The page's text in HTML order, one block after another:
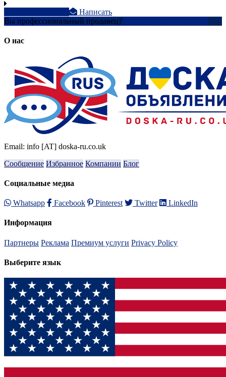
Написать
Вы профессиональный продавец?
О нас
Email: info [AT] doska-ru.co.uk
Сообщение Избранное Компании Блог
Социальные медиа
Whatsapp Facebook Pinterest Twitter LinkedIn
Информация
Партнеры Реклама Премиум услуги Privacy Policy
Выберите язык